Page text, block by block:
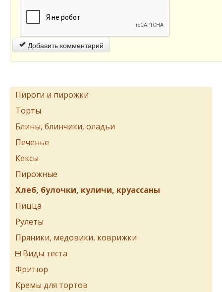
Добавить комментарий
Пироги и пирожки
Торты
Блины, блинчики, оладьи
Печенье
Кексы
Пирожные
Хлеб, булочки, куличи, круассаны
Пицца
Рулеты
Пряники, медовики, коврижки
Виды теста
Фритюр
Кремы для тортов